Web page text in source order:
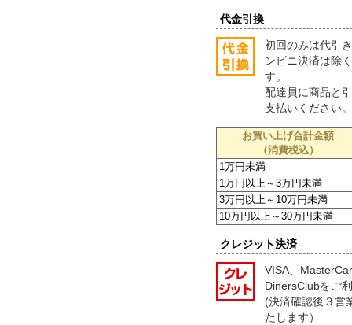
代金引換
初回のみは代引
ンビニ決済は除
す。
配達員に商品と
支払いください。
お買い上げ合計金額
（消費税込）
1万円未満
1万円以上～3万円未満
3万円以上～10万円未満
10万円以上～30万円未満
クレジット決済
VISA、
DinersClubをご
(決済確認後３営
たします）